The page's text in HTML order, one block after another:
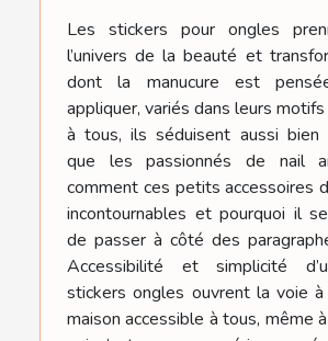
Les stickers pour ongles
l’univers de la beauté et
dont la manucure est
appliquer, variés dans leurs
à tous, ils séduisent aussi bien
que les passionnés de nail
comment ces petits accessoires
incontournables et pourquoi il
de passer à côté des
Accessibilité et simplicité
stickers ongles ouvrent la voie à
maison accessible à tous, même